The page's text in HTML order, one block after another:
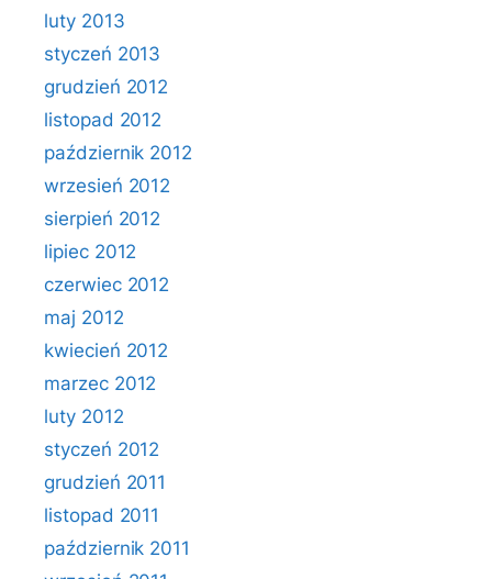
luty 2013
styczeń 2013
grudzień 2012
listopad 2012
październik 2012
wrzesień 2012
sierpień 2012
lipiec 2012
czerwiec 2012
maj 2012
kwiecień 2012
marzec 2012
luty 2012
styczeń 2012
grudzień 2011
listopad 2011
październik 2011